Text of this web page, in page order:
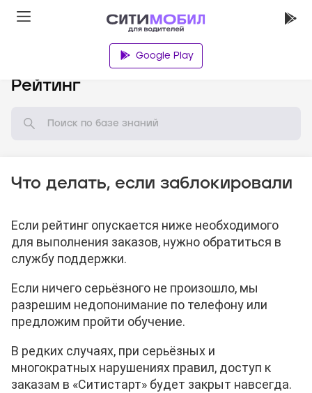
Google Play
Рейтинг
Что делать, если заблокировали
Если рейтинг опускается ниже необходимого
для выполнения заказов, нужно обратиться в
службу поддержки.
Если ничего серьёзного не произошло, мы
разрешим недопонимание по телефону или
предложим пройти обучение.
В редких случаях, при серьёзных и
многократных нарушениях правил, доступ к
заказам в «Ситистарт» будет закрыт навсегда.